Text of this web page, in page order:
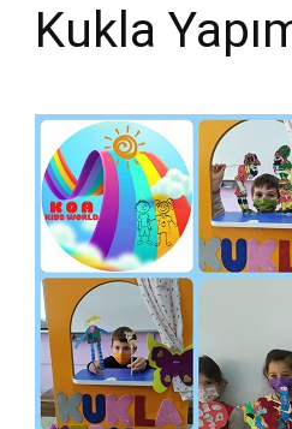
Kukla